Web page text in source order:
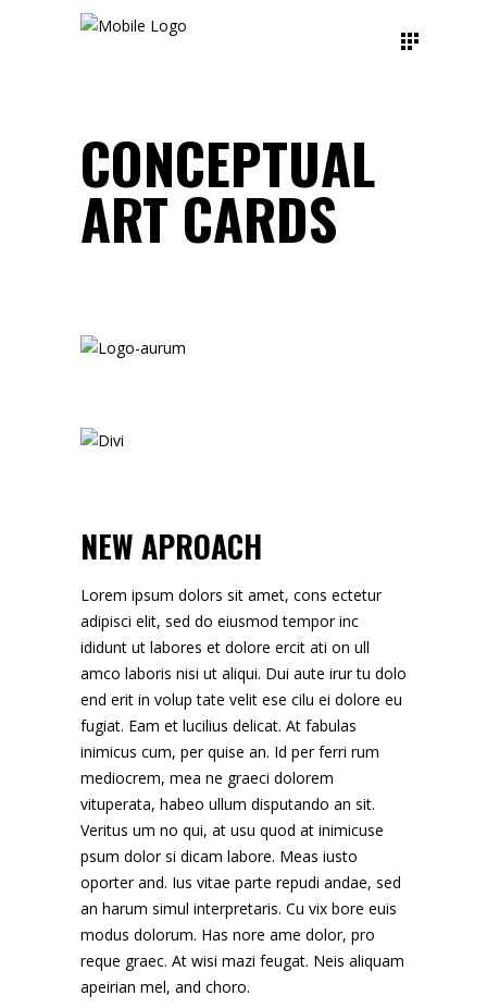
CONCEPTUAL
ART CARDS
NEW APROACH
Lorem ipsum dolors sit amet, cons ectetur
adipisci elit, sed do eiusmod tempor inc
ididunt ut labores et dolore ercit ati on ull
amco laboris nisi ut aliqui. Dui aute irur tu dolo
end erit in volup tate velit ese cilu ei dolore eu
fugiat. Eam et lucilius delicat. At fabulas
inimicus cum, per quise an. Id per ferri rum
mediocrem, mea ne graeci dolorem
vituperata, habeo ullum disputando an sit.
Veritus um no qui, at usu quod at inimicuse
psum dolor si dicam labore. Meas iusto
oporter and. Ius vitae parte repudi andae, sed
an harum simul interpretaris. Cu vix bore euis
modus dolorum. Has nore ame dolor, pro
reque graec. At wisi mazi feugat. Neis aliquam
apeirian mel, and choro.